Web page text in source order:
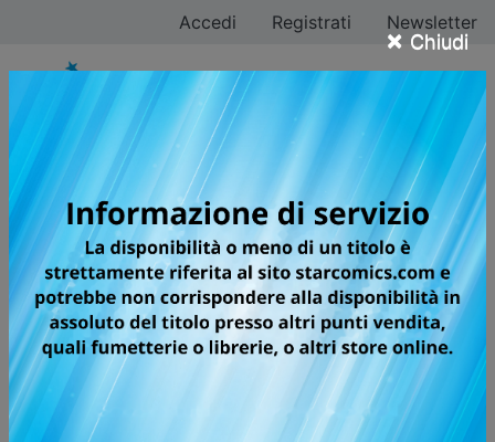
× Chiudi
Accedi Registrati Newsletter
Tutti i fumetti per la
testata TARGET